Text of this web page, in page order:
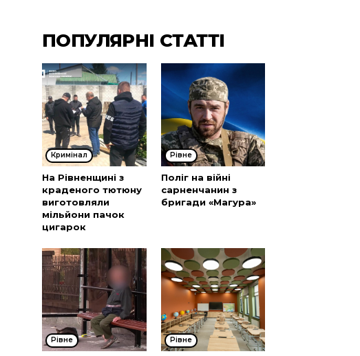
ПОПУЛЯРНІ СТАТТІ
Кримінал
На Рівненщині з
краденого тютюну
виготовляли
мільйони пачок
цигарок
Рівне
Поліг на війні
сарненчанин з
бригади «Магура»
Рівне Рівне